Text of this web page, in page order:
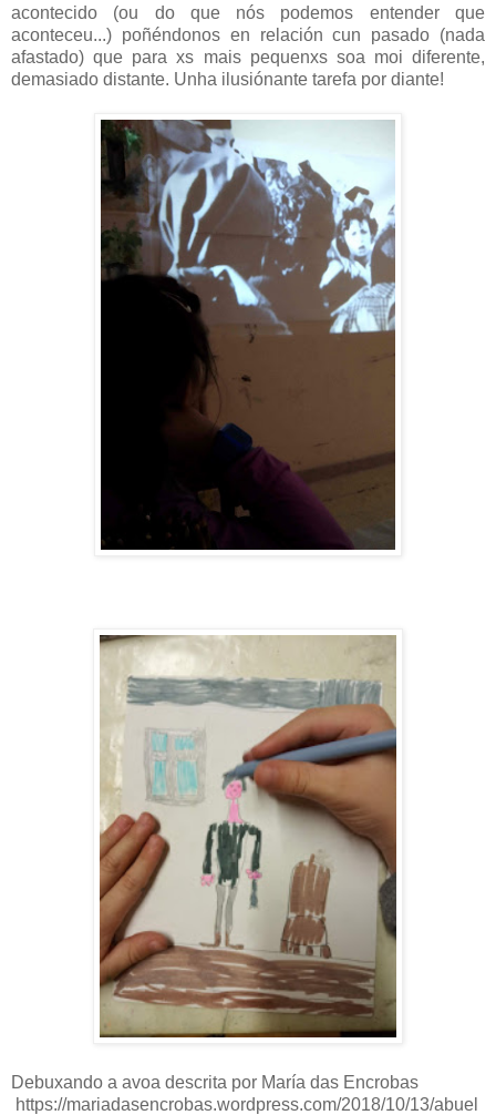
acontecido (ou do que nós podemos entender que
aconteceu...) poñéndonos en relación cun pasado (nada
afastado) que para xs mais pequenxs soa moi diferente,
demasiado distante. Unha ilusiónante tarefa por diante!
Debuxando a avoa descrita por María das Encrobas
https://mariadasencrobas.wordpress.com/2018/10/13/abuel